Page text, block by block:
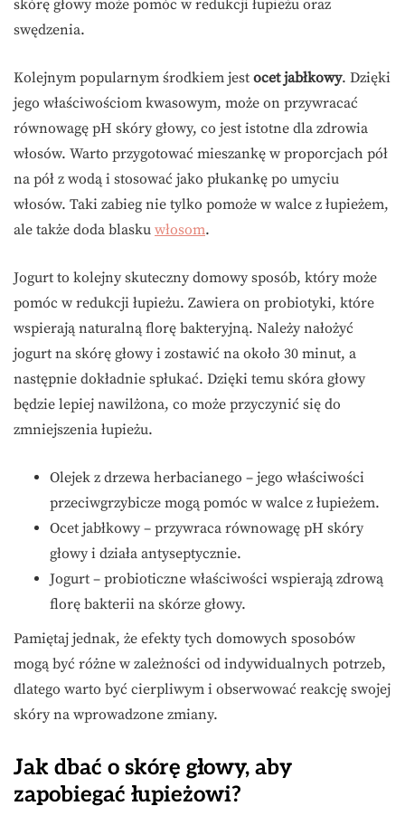
skórę głowy może pomóc w redukcji łupieżu oraz
swędzenia.
Kolejnym popularnym środkiem jest ocet jabłkowy. Dzięki
jego właściwościom kwasowym, może on przywracać
równowagę pH skóry głowy, co jest istotne dla zdrowia
włosów. Warto przygotować mieszankę w proporcjach pół
na pół z wodą i stosować jako płukankę po umyciu
włosów. Taki zabieg nie tylko pomoże w walce z łupieżem,
ale także doda blasku włosom.
Jogurt to kolejny skuteczny domowy sposób, który może
pomóc w redukcji łupieżu. Zawiera on probiotyki, które
wspierają naturalną florę bakteryjną. Należy nałożyć
jogurt na skórę głowy i zostawić na około 30 minut, a
następnie dokładnie spłukać. Dzięki temu skóra głowy
będzie lepiej nawilżona, co może przyczynić się do
zmniejszenia łupieżu.
Olejek z drzewa herbacianego – jego właściwości
przeciwgrzybicze mogą pomóc w walce z łupieżem.
Ocet jabłkowy – przywraca równowagę pH skóry
głowy i działa antyseptycznie.
Jogurt – probioticzne właściwości wspierają zdrową
florę bakterii na skórze głowy.
Pamiętaj jednak, że efekty tych domowych sposobów
mogą być różne w zależności od indywidualnych potrzeb,
dlatego warto być cierpliwym i obserwować reakcję swojej
skóry na wprowadzone zmiany.
Jak dbać o skórę głowy, aby
zapobiegać łupieżowi?